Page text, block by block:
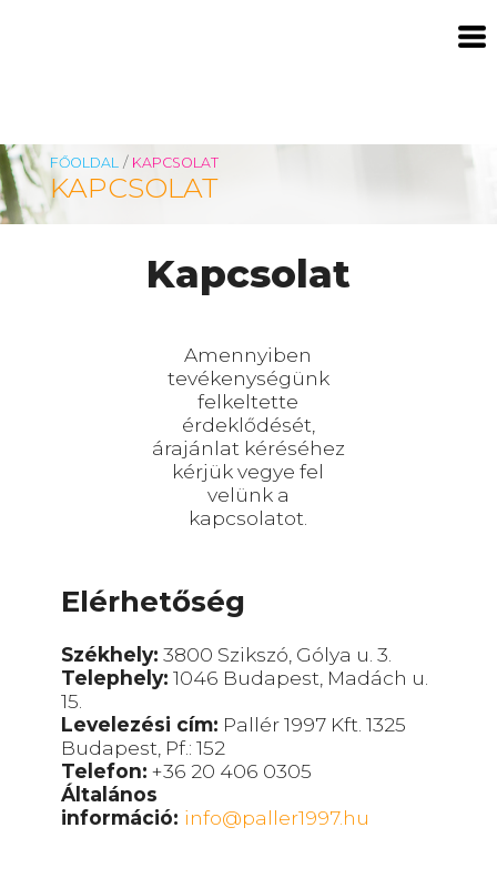
FŐOLDAL / KAPCSOLAT
KAPCSOLAT
Kapcsolat
Amennyiben
tevékenységünk
felkeltette
érdeklődését,
árajánlat kéréséhez
kérjük vegye fel
velünk a
kapcsolatot.
Elérhetőség
Székhely: 3800 Szikszó, Gólya u. 3.
Telephely: 1046 Budapest, Madách u.
15.
Levelezési cím: Pallér 1997 Kft. 1325
Budapest, Pf.: 152
Telefon: +36 20 406 0305
Általános
információ: info@paller1997.hu